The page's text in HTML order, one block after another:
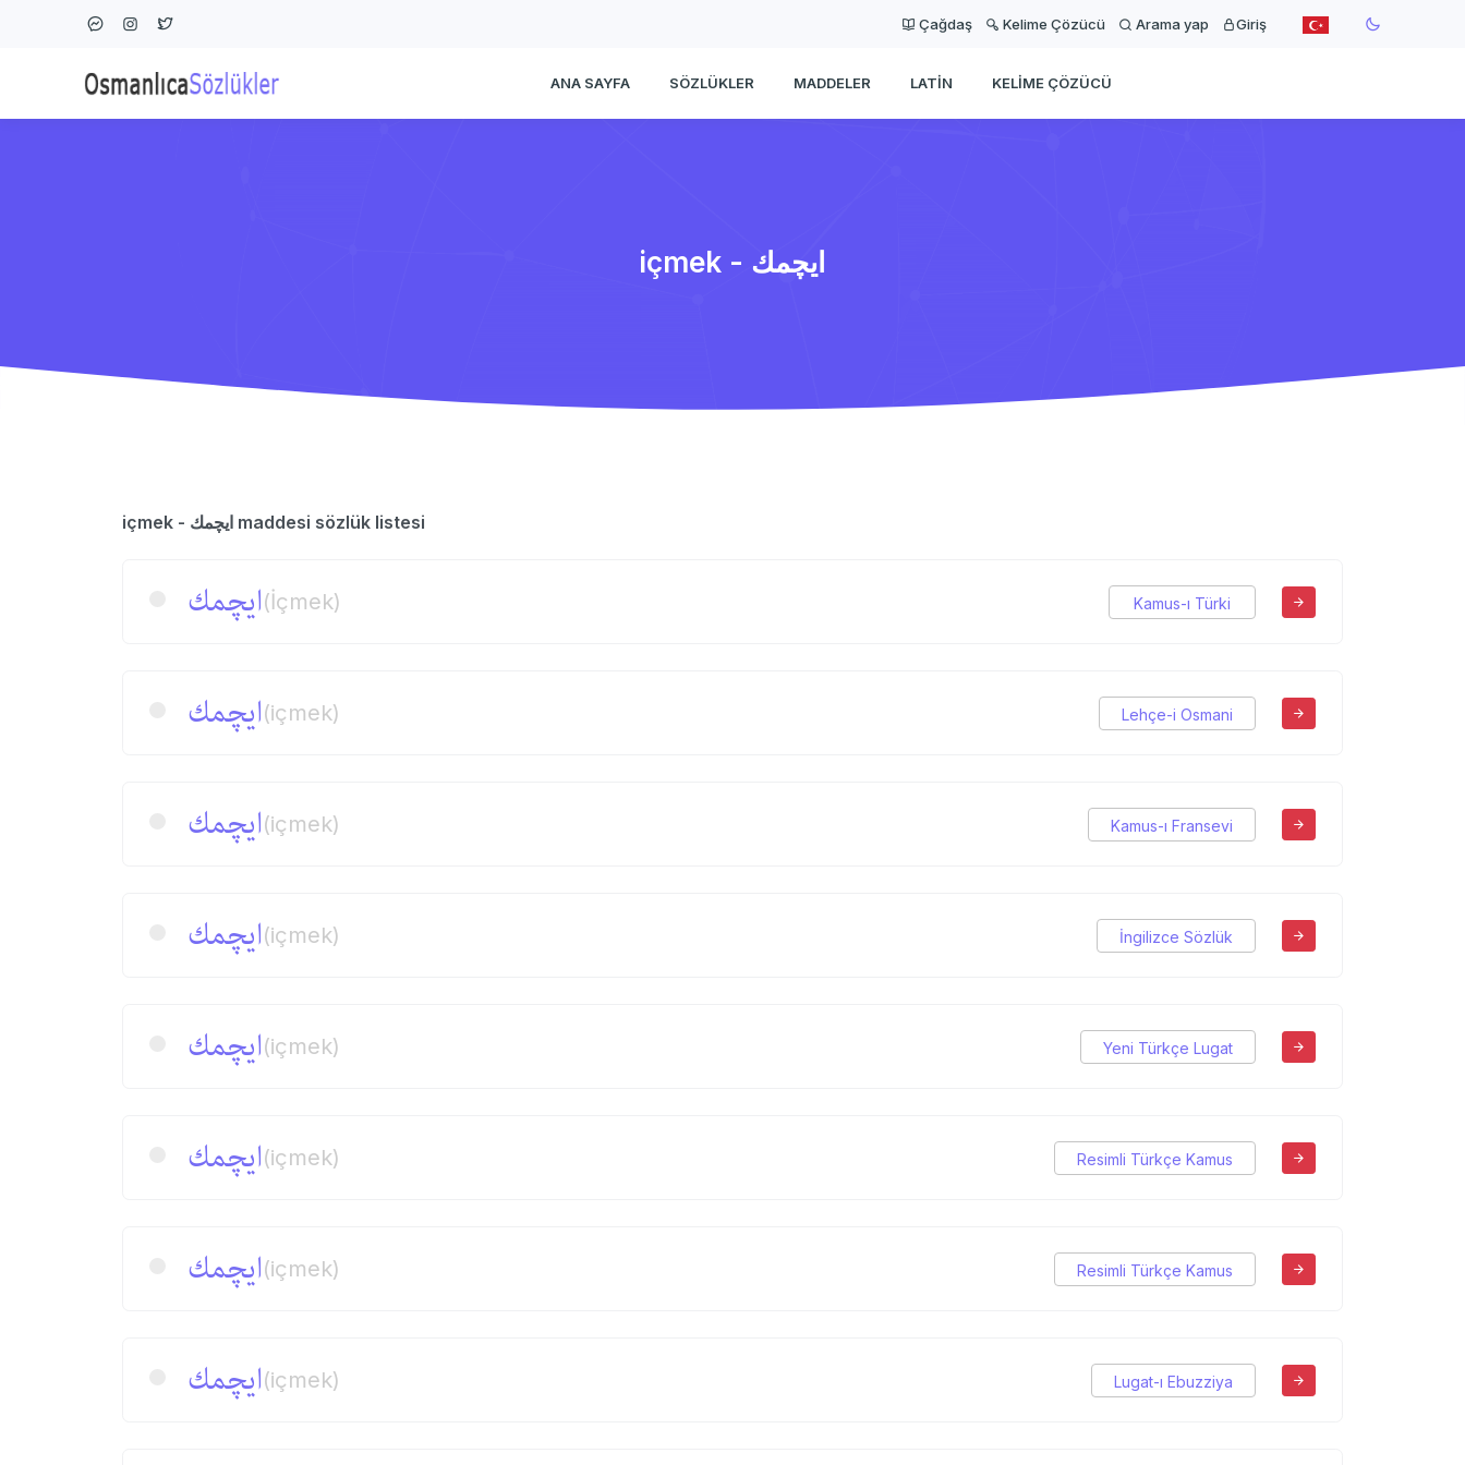
Çağdaş Kelime Çözücü Arama yap Giriş
ANA SAYFA SÖZLÜKLER MADDELER LATIN KELIME ÇÖZÜCÜ
içmek - ایچمك
içmek - ایچمك maddesi sözlük listesi
ایچمك(İçmek) Kamus-ı Türki
ایچمك(içmek) Lehçe-i Osmani
ایچمك(içmek) Kamus-ı Fransevi
ایچمك(içmek) İngilizce Sözlük
ایچمك(içmek) Yeni Türkçe Lugat
ایچمك(içmek) Resimli Türkçe Kamus
ایچمك(içmek) Resimli Türkçe Kamus
ایچمك(içmek) Lugat-ı Ebuzziya